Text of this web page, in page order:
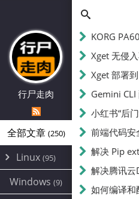
行尸走肉
全部文章 (250)
Linux (95)
Alpine
CentOS(17)
Windows (9)